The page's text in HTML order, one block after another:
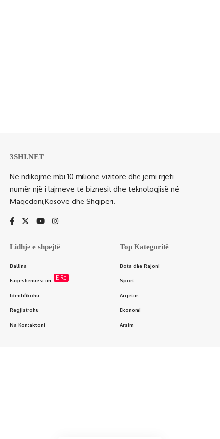
3SHI.NET
Ne ndikojmë mbi 10 milionë vizitorë dhe jemi rrjeti
numër një i lajmeve të biznesit dhe teknologjisë në
Maqedoni,Kosovë dhe Shqipëri.
Lidhje e shpejtë
Ballina
Faqeshënuesi im E Re
Identifikohu
Regjistrohu
Na Kontaktoni
Top Kategoritë
Bota dhe Rajoni
Sport
Argëtim
Ekonomi
Arsim